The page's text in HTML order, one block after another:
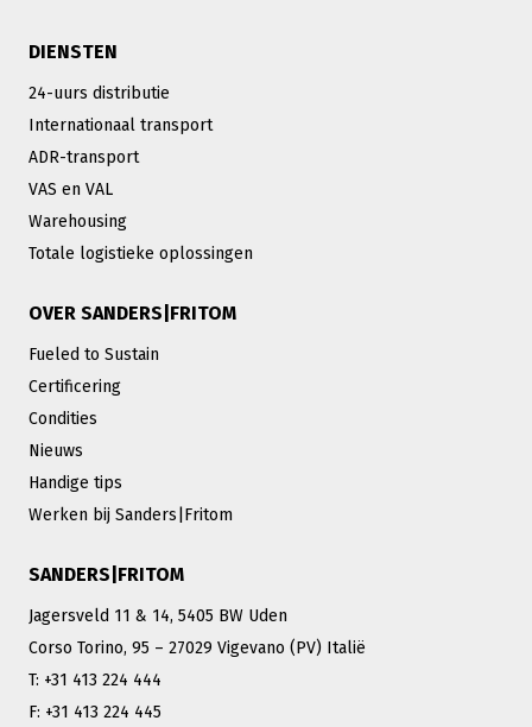
DIENSTEN
24-uurs distributie
Internationaal transport
ADR-transport
VAS en VAL
Warehousing
Totale logistieke oplossingen
OVER SANDERS|FRITOM
Fueled to Sustain
Certificering
Condities
Nieuws
Handige tips
Werken bij Sanders|Fritom
SANDERS|FRITOM
Jagersveld 11 & 14, 5405 BW Uden
Corso Torino, 95 – 27029 Vigevano (PV) Italië
T: +31 413 224 444
F: +31 413 224 445